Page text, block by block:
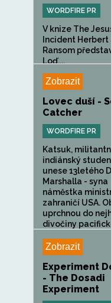
WORDFIRE PR
V knize The
Incident Herbert
Ransom
Loď,...
Zobrazit
Lovec duší -
Catcher
WORDFIRE PR
Katsuk,
indiánský
unese 13letého
Marshalla - syna
náměstka
zahraničí USA.
uprchnou do
divočiny
Zobrazit
Experiment
- The Dosadi
Experiment